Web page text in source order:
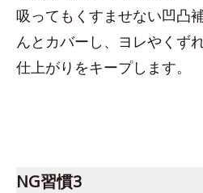
吸ってもくすませない凹凸
んとカバーし、ヨレやくず
仕上がりをキープします。
NG習慣3